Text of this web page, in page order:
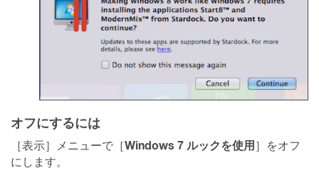
オフにするには
［表示］メニューで［Windows 7 ルックを使用］をオフ
にします。